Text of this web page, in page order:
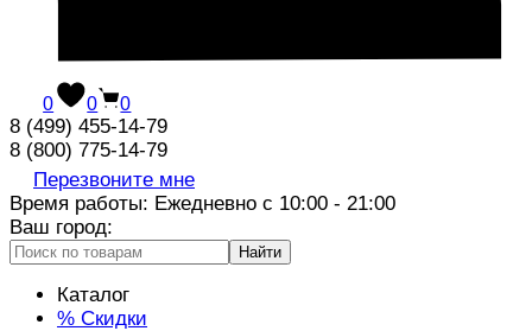
0 0 0
8 (499) 455-14-79
8 (800) 775-14-79
Перезвоните мне
Время работы: Ежедневно с 10:00 - 21:00
Ваш город:
Найти
Каталог
% Скидки